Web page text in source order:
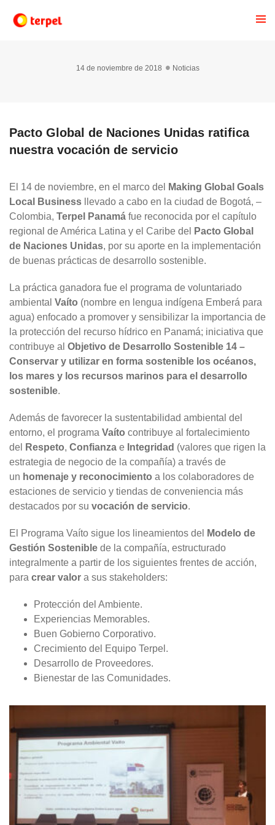
14 de noviembre de 2018 Noticias
Pacto Global de Naciones Unidas ratifica
nuestra vocación de servicio
El 14 de noviembre, en el marco del
Making Global Goals
Local Business llevado a cabo en la ciudad de Bogotá, –
Colombia, Terpel Panamá fue reconocida por el capítulo
regional de América Latina y el Caribe del
Pacto Global
de Naciones Unidas, por su aporte en la implementación
de buenas prácticas de desarrollo sostenible.
La práctica ganadora fue el programa de voluntariado
ambiental Vaíto (nombre en lengua indígena Emberá para
agua) enfocado a promover y sensibilizar la importancia de
la protección del recurso hídrico en Panamá; iniciativa que
contribuye al Objetivo de Desarrollo Sostenible 14 –
Conservar y utilizar en forma sostenible los océanos,
los mares y los recursos marinos para el desarrollo
sostenible.
Además de favorecer la sustentabilidad ambiental del
entorno, el programa Vaíto contribuye al fortalecimiento
del
Respeto, Confianza e Integridad (valores que rigen la
estrategia de negocio de la compañía) a través de
un homenaje y reconocimiento a los colaboradores de
estaciones de servicio y tiendas de conveniencia más
destacados por su vocación de servicio.
El Programa Vaíto sigue los lineamientos del
Modelo de
Gestión Sostenible de la compañía, estructurado
integralmente a partir de los siguientes frentes de acción,
para crear valor a sus stakeholders:
Protección del Ambiente.
Experiencias Memorables.
Buen Gobierno Corporativo.
Crecimiento del Equipo Terpel.
Desarrollo de Proveedores.
Bienestar de las Comunidades.